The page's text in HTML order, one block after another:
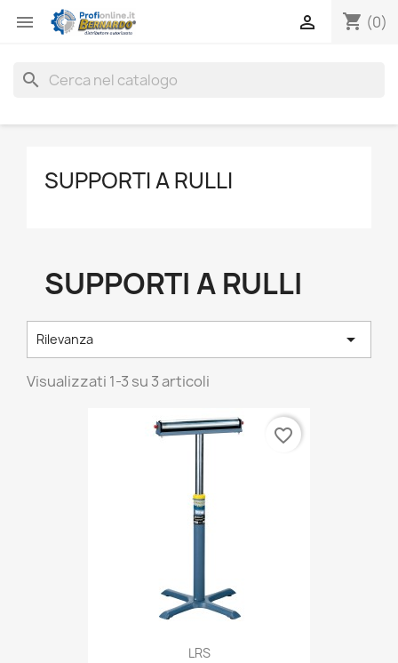
 shopping_cart (0)

search
SUPPORTI A RULLI
SUPPORTI A RULLI
Rilevanza 
Visualizzati 1-3 su 3 articoli
LRS
favorite_border